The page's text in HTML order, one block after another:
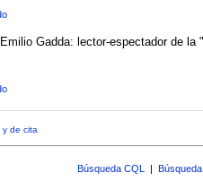
Gadda: lector-espectador de la
y de cita
Búsqueda CQL |